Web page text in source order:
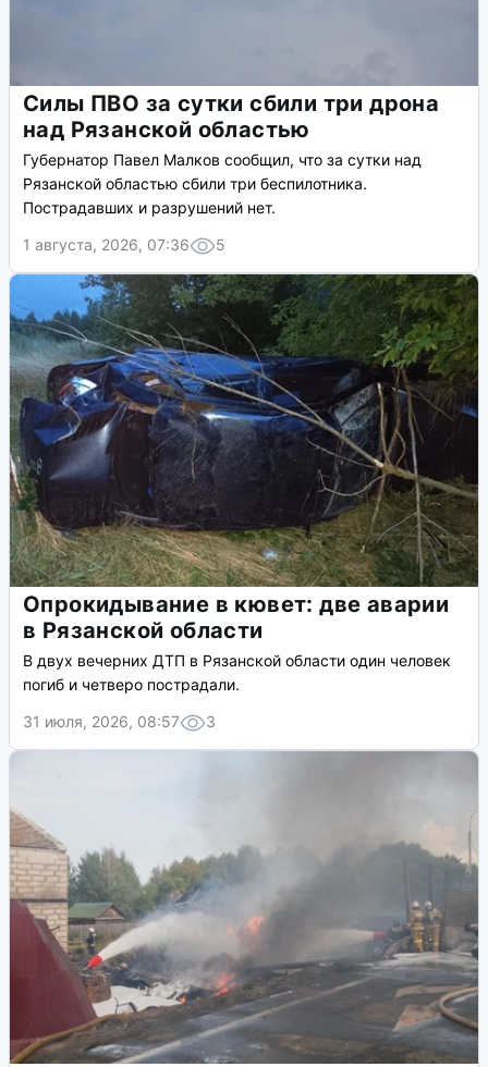
Силы ПВО за сутки сбили три дрона
над Рязанской областью
Губернатор Павел Малков сообщил, что за сутки над
Рязанской областью сбили три беспилотника.
Пострадавших и разрушений нет.
1 августа, 2026, 07:36
5
Опрокидывание в кювет: две аварии
в Рязанской области
В двух вечерних ДТП в Рязанской области один человек
погиб и четверо пострадали.
31 июля, 2026, 08:57
3